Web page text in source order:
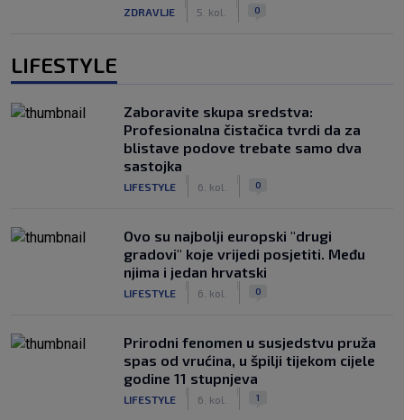
ZDRAVLJE 5. kol. 0
LIFESTYLE
Zaboravite skupa sredstva:
Profesionalna čistačica tvrdi da za
blistave podove trebate samo dva
sastojka
LIFESTYLE 6. kol. 0
Ovo su najbolji europski "drugi
gradovi" koje vrijedi posjetiti. Među
njima i jedan hrvatski
LIFESTYLE 6. kol. 0
Prirodni fenomen u susjedstvu pruža
spas od vrućina, u špilji tijekom cijele
godine 11 stupnjeva
LIFESTYLE 6. kol. 1